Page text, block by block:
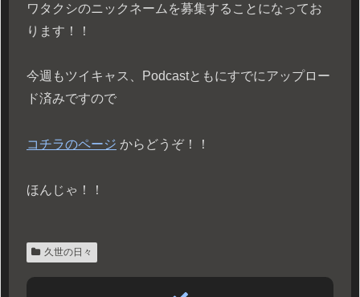
ワタクシのニックネームを募集することになってお
ります！！
今週もツイキャス、Podcastともにすでにアップロー
ド済みですので
コチラのページ からどうぞ！！
ほんじゃ！！
久世の日々